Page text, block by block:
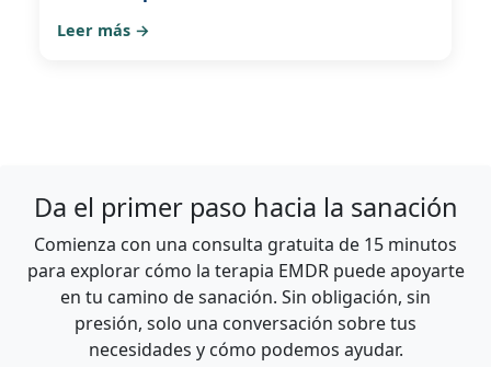
Leer más →
Da el primer paso hacia la sanación
Comienza con una consulta gratuita de 15 minutos
para explorar cómo la terapia EMDR puede apoyarte
en tu camino de sanación. Sin obligación, sin
presión, solo una conversación sobre tus
necesidades y cómo podemos ayudar.